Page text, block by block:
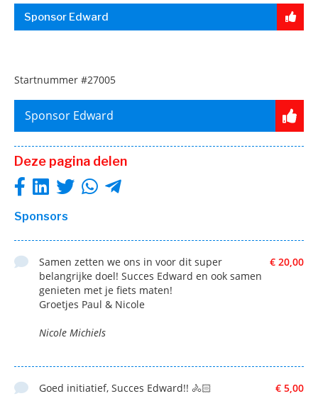
Sponsor Edward
Startnummer #27005
Sponsor Edward
Deze pagina delen
Sponsors
€ 20,00
Samen zetten we ons in voor dit super
belangrijke doel! Succes Edward en ook samen
genieten met je fiets maten!
Groetjes Paul & Nicole
Nicole Michiels
€ 5,00
Goed initiatief, Succes Edward!! 🚴🏻